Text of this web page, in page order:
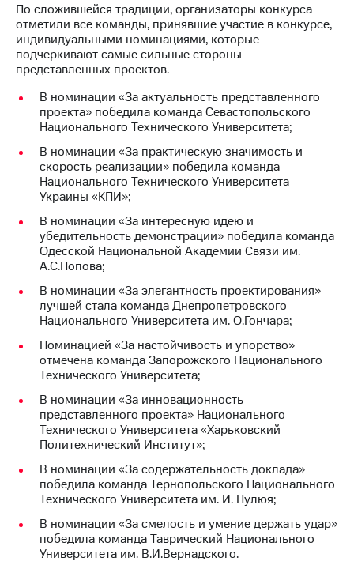
Корпоративное
управление
Корпоративный
секретарь
Раскрытие
информации
Информация
акционерам
Документы
ПАО
"МТС"
Собрания
Личный
кабинет
акционера
Акционерный
Контроль
и
аудит
Рынок
акций
Программа
приобретения
Порядок
выкупа
акций
Дивиденды
Рынок
облигаций
Описание
Еврооблигации-2023
По сложившейся традиции, организаторы конкурса
отметили все команды, принявшие участие в конкурсе,
индивидуальными номинациями, которые
подчеркивают самые сильные стороны
представленных проектов.
В номинации «За актуальность представленного
проекта» победила команда Севастопольского
Национального Технического Университета;
В номинации «За практическую значимость и
скорость реализации» победила команда
Национального Технического Университета
Украины «КПИ»;
В номинации «За интересную идею и
убедительность демонстрации» победила команда
Одесской Национальной Академии Связи им.
А.С.Попова;
В номинации «За элегантность проектирования»
лучшей стала команда Днепропетровского
Национального Университета им. О.Гончара;
Номинацией «За настойчивость и упорство»
отмечена команда Запорожского Национального
Технического Университета;
В номинации «За инновационность
представленного проекта» Национального
Технического Университета «Харьковский
Политехнический Институт»;
В номинации «За содержательность доклада»
победила команда Тернопольского Национального
Технического Университета им. И. Пулюя;
В номинации «За смелость и умение держать удар»
победила команда Таврический Национального
Университета им. В.И.Вернадского.